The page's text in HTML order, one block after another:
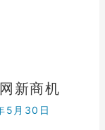
新商机
5月30日